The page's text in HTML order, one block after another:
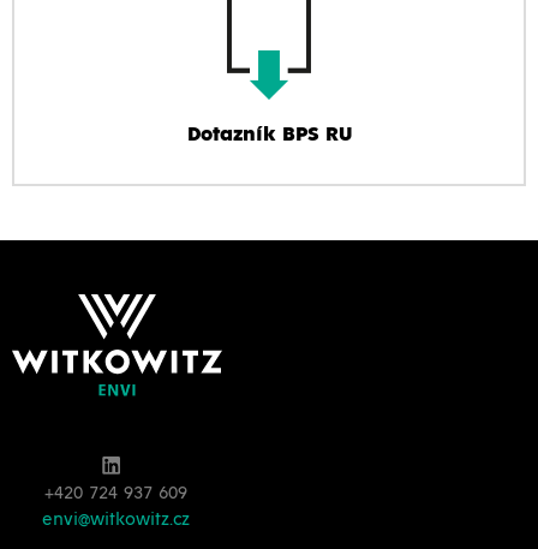
Dotazník BPS RU
+420 724 937 609
envi@witkowitz.cz